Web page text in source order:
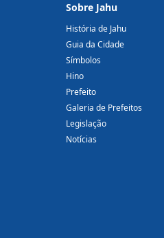
Sobre Jahu
História de Jahu
Guia da Cidade
Símbolos
Hino
Prefeito
Galeria de Prefeitos
Legislação
Notícias